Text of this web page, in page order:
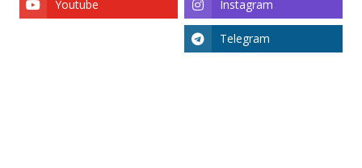
Instagram
Youtube
Telegram